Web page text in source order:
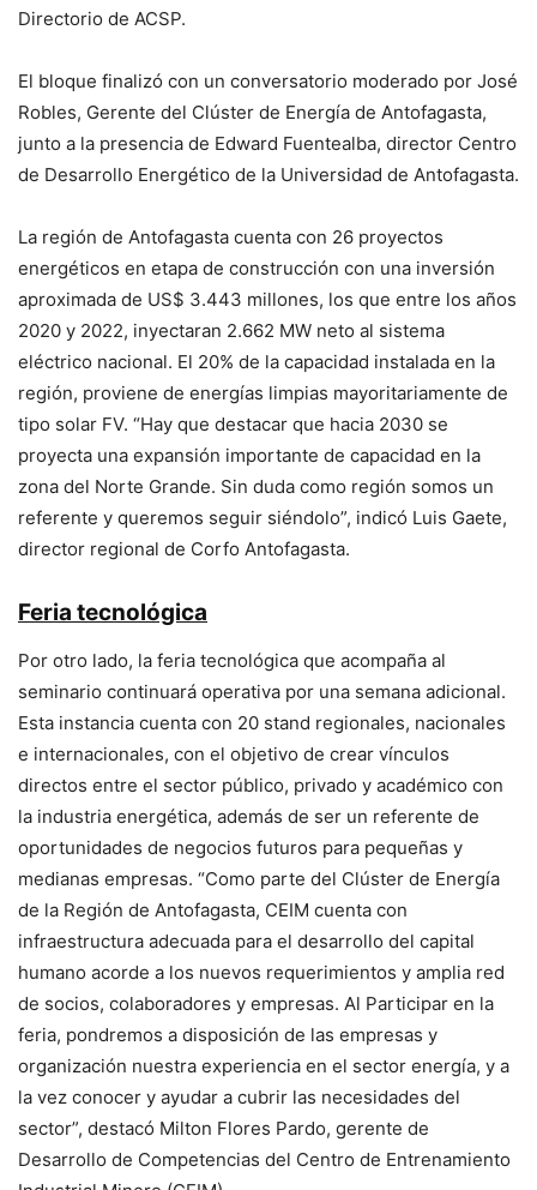
Directorio de ACSP.
El bloque finalizó con un conversatorio moderado por José
Robles, Gerente del Clúster de Energía de Antofagasta,
junto a la presencia de Edward Fuentealba, director Centro
de Desarrollo Energético de la Universidad de Antofagasta.
La región de Antofagasta cuenta con 26 proyectos
energéticos en etapa de construcción con una inversión
aproximada de US$ 3.443 millones, los que entre los años
2020 y 2022, inyectaran 2.662 MW neto al sistema
eléctrico nacional. El 20% de la capacidad instalada en la
región, proviene de energías limpias mayoritariamente de
tipo solar FV. “Hay que destacar que hacia 2030 se
proyecta una expansión importante de capacidad en la
zona del Norte Grande. Sin duda como región somos un
referente y queremos seguir siéndolo”, indicó Luis Gaete,
director regional de Corfo Antofagasta.
Feria tecnológica
Por otro lado, la feria tecnológica que acompaña al
seminario continuará operativa por una semana adicional.
Esta instancia cuenta con 20 stand regionales, nacionales
e internacionales, con el objetivo de crear vínculos
directos entre el sector público, privado y académico con
la industria energética, además de ser un referente de
oportunidades de negocios futuros para pequeñas y
medianas empresas. “Como parte del Clúster de Energía
de la Región de Antofagasta, CEIM cuenta con
infraestructura adecuada para el desarrollo del capital
humano acorde a los nuevos requerimientos y amplia red
de socios, colaboradores y empresas. Al Participar en la
feria, pondremos a disposición de las empresas y
organización nuestra experiencia en el sector energía, y a
la vez conocer y ayudar a cubrir las necesidades del
sector”, destacó Milton Flores Pardo, gerente de
Desarrollo de Competencias del Centro de Entrenamiento